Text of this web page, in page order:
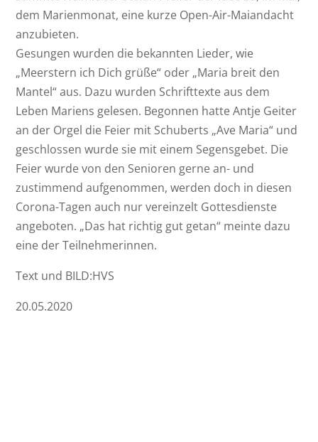
dem Marienmonat, eine kurze Open-Air-Maiandacht
anzubieten.
Gesungen wurden die bekannten Lieder, wie
„Meerstern ich Dich grüße“ oder „Maria breit den
Mantel“ aus. Dazu wurden Schrifttexte aus dem
Leben Mariens gelesen. Begonnen hatte Antje Geiter
an der Orgel die Feier mit Schuberts „Ave Maria“ und
geschlossen wurde sie mit einem Segensgebet. Die
Feier wurde von den Senioren gerne an- und
zustimmend aufgenommen, werden doch in diesen
Corona-Tagen auch nur vereinzelt Gottesdienste
angeboten. „Das hat richtig gut getan“ meinte dazu
eine der Teilnehmerinnen.
Text und BILD:HVS
20.05.2020